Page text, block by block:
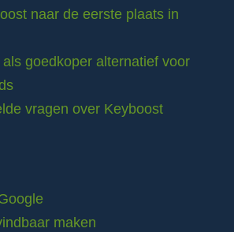
naar de eerste plaats in
goedkoper alternatief voor
vragen over Keyboost
maken